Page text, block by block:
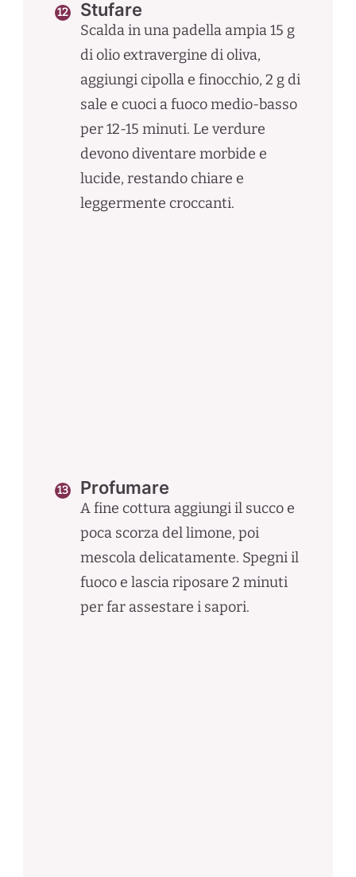
Stufare
Scalda in una padella ampia 15 g
di olio extravergine di oliva,
aggiungi cipolla e finocchio, 2 g di
sale e cuoci a fuoco medio-basso
per 12-15 minuti. Le verdure
devono diventare morbide e
lucide, restando chiare e
leggermente croccanti.
Profumare
A fine cottura aggiungi il succo e
poca scorza del limone, poi
mescola delicatamente. Spegni il
fuoco e lascia riposare 2 minuti
per far assestare i sapori.